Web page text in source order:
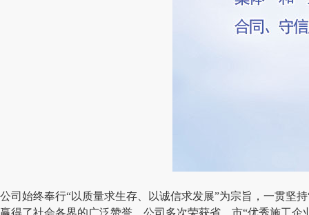
公司始终奉行“以质量求生存、以诚信求发展”为宗旨，一贯坚
赢得了社会各界的广泛赞誉。公司多次荣获省、市“优秀施工